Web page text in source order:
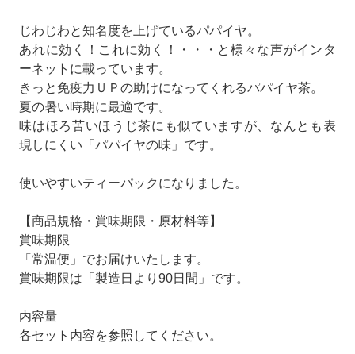
じわじわと知名度を上げているパパイヤ。
あれに効く！これに効く！・・・と様々な声がインタ
ーネットに載っています。
きっと免疫力ＵＰの助けになってくれるパパイヤ茶。
夏の暑い時期に最適です。
味はほろ苦いほうじ茶にも似ていますが、なんとも表
現しにくい「パパイヤの味」です。
使いやすいティーパックになりました。
【商品規格・賞味期限・原材料等】
賞味期限
「常温便」でお届けいたします。
賞味期限は「製造日より90日間」です。
内容量
各セット内容を参照してください。